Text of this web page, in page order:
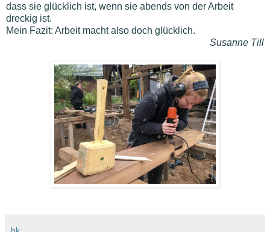
dass sie glücklich ist, wenn sie abends von der Arbeit
dreckig ist.
Mein Fazit: Arbeit macht also doch glücklich.
Susanne Till
bk